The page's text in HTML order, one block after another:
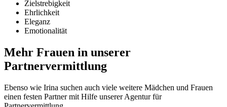
Zielstrebigkeit
Ehrlichkeit
Eleganz
Emotionalität
Mehr Frauen in unserer
Partnervermittlung
Ebenso wie Irina suchen auch viele weitere Mädchen und Frauen
einen festen Partner mit Hilfe unserer Agentur für